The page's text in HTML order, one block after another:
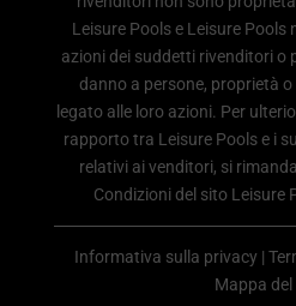
Leisure Pools e Leisure Pools
azioni dei suddetti rivenditori o
danno a persone, proprietà
legato alle loro azioni. Per
rapporto tra Leisure Pools e i
relativi ai venditori, si
Condizioni del sito Leisure
Informativa sulla privacy |
Mappa del